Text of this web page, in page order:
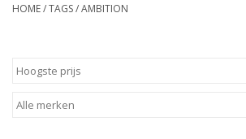
Paspoppen
Opbergsystemen
HOME/TAGS/AMBITION